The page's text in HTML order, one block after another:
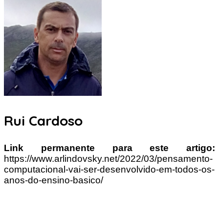
Rui Cardoso
Link permanente para este artigo:
https://www.arlindovsky.net/2022/03/pensamento-
computacional-vai-ser-desenvolvido-em-todos-os-
anos-do-ensino-basico/